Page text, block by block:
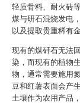
轻质骨料、耐火砖
煤与研石混烧发电
以及提取贵重稀有金
现有的煤矸石无法
染，而现有的植物
物，通常需要施用
豆和红薯表面会产
土壤作为农用产品